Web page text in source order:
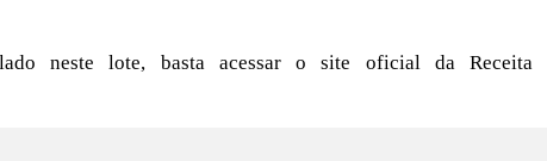
neste lote, basta acessar o site oficial da Receita